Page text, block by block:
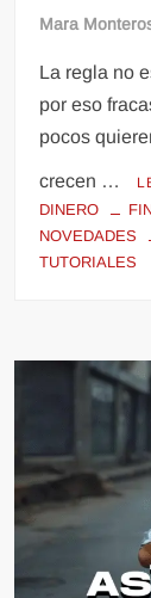
Mara
La regla no
por eso
pocos
crecen …
DINERO
NOVEDADES
TUTORIALES